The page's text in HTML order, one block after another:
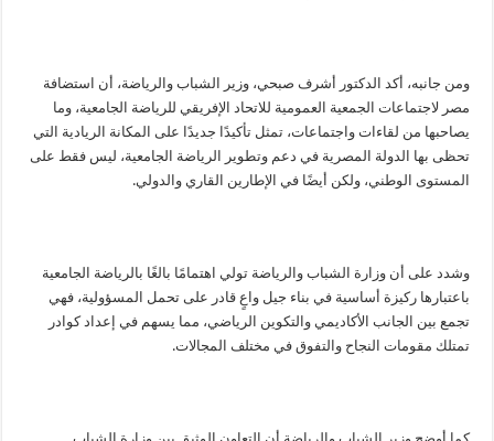
ومن جانبه، أكد الدكتور أشرف صبحي، وزير الشباب والرياضة، أن استضافة
مصر لاجتماعات الجمعية العمومية للاتحاد الإفريقي للرياضة الجامعية، وما
يصاحبها من لقاءات واجتماعات، تمثل تأكيدًا جديدًا على المكانة الريادية التي
تحظى بها الدولة المصرية في دعم وتطوير الرياضة الجامعية، ليس فقط على
المستوى الوطني، ولكن أيضًا في الإطارين القاري والدولي.
وشدد على أن وزارة الشباب والرياضة تولي اهتمامًا بالغًا بالرياضة الجامعية
باعتبارها ركيزة أساسية في بناء جيل واعٍ قادر على تحمل المسؤولية، فهي
تجمع بين الجانب الأكاديمي والتكوين الرياضي، مما يسهم في إعداد كوادر
تمتلك مقومات النجاح والتفوق في مختلف المجالات.